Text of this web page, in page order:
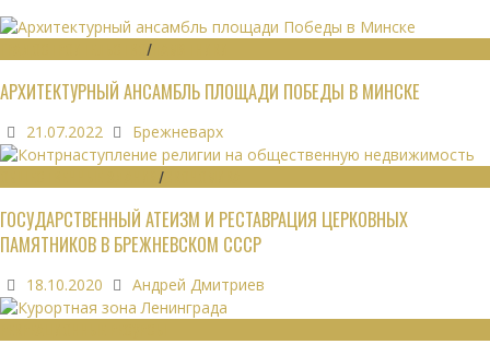
/
АРХИТЕКТУРНЫЙ АНСАМБЛЬ ПЛОЩАДИ ПОБЕДЫ В МИНСКЕ
21.07.2022 Брежневарх
/
ГОСУДАРСТВЕННЫЙ АТЕИЗМ И РЕСТАВРАЦИЯ ЦЕРКОВНЫХ
ПАМЯТНИКОВ В БРЕЖНЕВСКОМ СССР
18.10.2020 Андрей Дмитриев